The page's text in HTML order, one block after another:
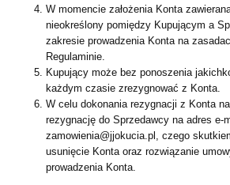
W momencie założenia Konta
nieokreślony pomiędzy Kupującym a
zakresie prowadzenia Konta na
Regulaminie.
Kupujący może bez ponoszenia
każdym czasie zrezygnować z Konta.
W celu dokonania rezygnacji z Konta
rezygnację do Sprzedawcy na adres e-
zamowienia@jjokucia.pl, czego
usunięcie Konta oraz rozwiązanie
prowadzenia Konta.